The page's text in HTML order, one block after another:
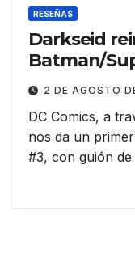
RESEÑAS
Darkseid
Batman/
2 DE AGOSTO
DC Comics, a
nos da un
#3, con guión